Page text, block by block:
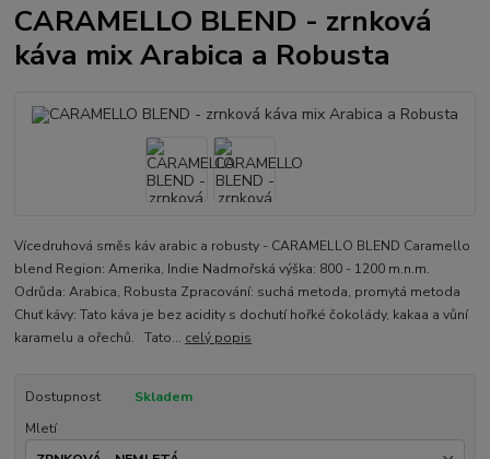
CARAMELLO BLEND - zrnková
káva mix Arabica a Robusta
Vícedruhová směs káv arabic a robusty - CARAMELLO BLEND Caramello
blend Region: Amerika, Indie Nadmořská výška: 800 - 1200 m.n.m.
Odrůda: Arabica, Robusta Zpracování: suchá metoda, promytá metoda
Chuť kávy: Tato káva je bez acidity s dochutí hořké čokolády, kakaa a vůní
karamelu a ořechů. Tato... celý popis
Dostupnost
Skladem
Mletí